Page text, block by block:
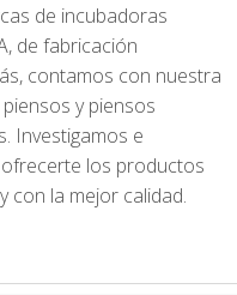
de incubadoras
de fabricación
contamos con nuestra
y piensos
Investigamos e
los productos
con la mejor calidad.